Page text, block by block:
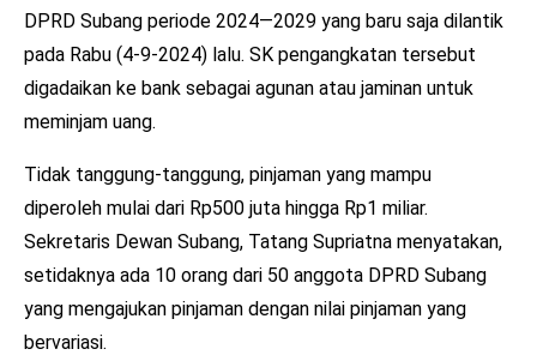
DPRD Subang periode 2024—2029 yang baru saja dilantik
pada Rabu (4-9-2024) lalu. SK pengangkatan tersebut
digadaikan ke bank sebagai agunan atau jaminan untuk
meminjam uang.
Tidak tanggung-tanggung, pinjaman yang mampu
diperoleh mulai dari Rp500 juta hingga Rp1 miliar.
Sekretaris Dewan Subang, Tatang Supriatna menyatakan,
setidaknya ada 10 orang dari 50 anggota DPRD Subang
yang mengajukan pinjaman dengan nilai pinjaman yang
bervariasi.